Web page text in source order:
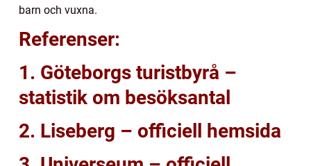
barn och vuxna.
Referenser:
1. Göteborgs turistbyrå –
statistik om besöksantal
2. Liseberg – officiell hemsida